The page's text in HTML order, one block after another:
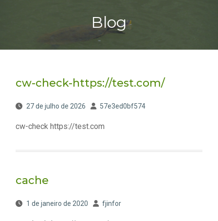
Blog
cw-check-https://test.com/
27 de julho de 2026 57e3ed0bf574
cw-check https://test.com
cache
1 de janeiro de 2020 fjinfor